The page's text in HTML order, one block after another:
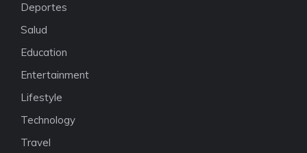
Deportes
Salud
Education
Entertainment
Lifestyle
Technology
Travel